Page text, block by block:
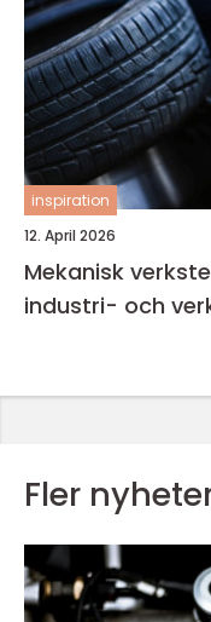
inspiration
12. April 2026
Mekanisk
industri- och
Fler